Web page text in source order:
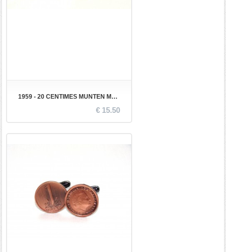
1959 - 20 CENTIMES MUNTEN MANCHETKNOPEN
€ 15.50